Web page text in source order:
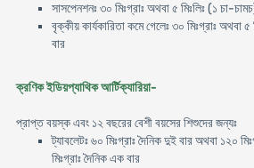
সাসপেনশনঃ ৩০ মিঃগ্রাঃ অথবা ৫ মিঃলিঃ (১ চা-
বৃক্কীয় কার্যকারিতা কমে গেলেঃ ৩০ মিঃগ্রাঃ অথবা
বার
ক্রণিক ইডিয়প্যাথিক আর্টিক্যারিয়া-
প্রাপ্ত বয়স্ক এবং ১২ বছরের বেশী বয়সের শিশুদের জন্যঃ
ট্যাবলেটঃ ৬০ মিঃগ্রাঃ দৈনিক দুই বার অথবা ১২০
মিঃগ্রাঃ দৈনিক এক বার